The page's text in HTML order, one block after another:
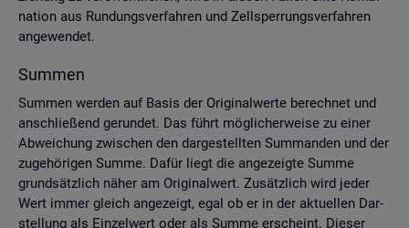
na­ti­on aus Run­dungs­ver­fah­ren und Zell­sper­rungs­ver­fah­ren
an­ge­wen­det.
Sum­men
Sum­men wer­den auf Basis der Ori­gi­nal­wer­te be­rech­net und
an­schlie­ßend ge­run­det. Das führt mög­li­cher­wei­se zu einer
Ab­wei­chung zwi­schen den dar­ge­stell­ten Sum­man­den und der
zu­ge­hö­ri­gen Summe. Dafür liegt die an­ge­zeig­te Summe
grund­sätz­lich näher am Ori­gi­nal­wert. Zu­sätz­lich wird jeder
Wert immer gleich an­ge­zeigt, egal ob er in der ak­tu­el­len Dar­
stel­lung als Ein­zel­wert oder als Summe er­scheint. Die­ser